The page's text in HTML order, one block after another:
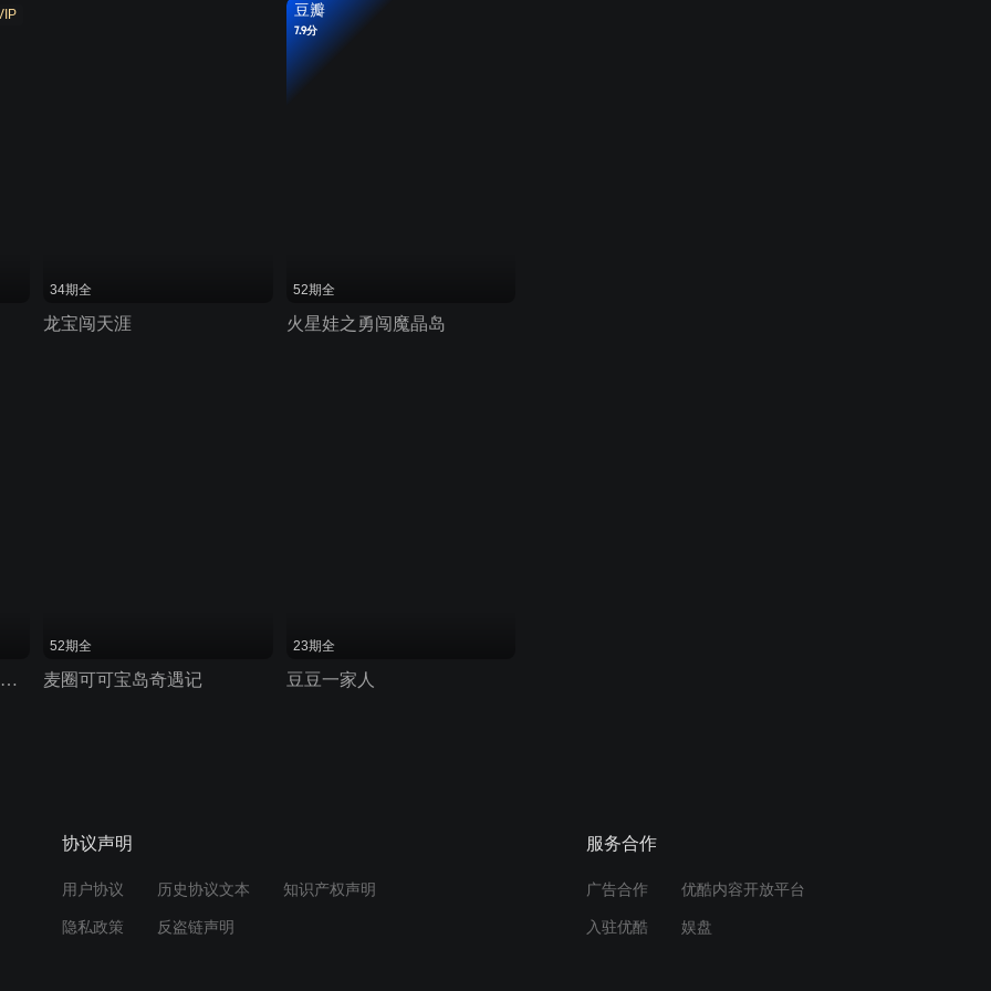
34期全
龙宝闯天涯
豆瓣
7.9分
52期全
火星娃之勇闯魔晶岛
可可小爱文明美德系列 第二季
52期全
麦圈可可宝岛奇遇记
23期全
豆豆一家人
协议声明
用户协议 历史协议文本 知识产权声明
隐私政策 反盗链声明
服务合作
广告合作 优酷内容开放平台
入驻优酷 娱盘